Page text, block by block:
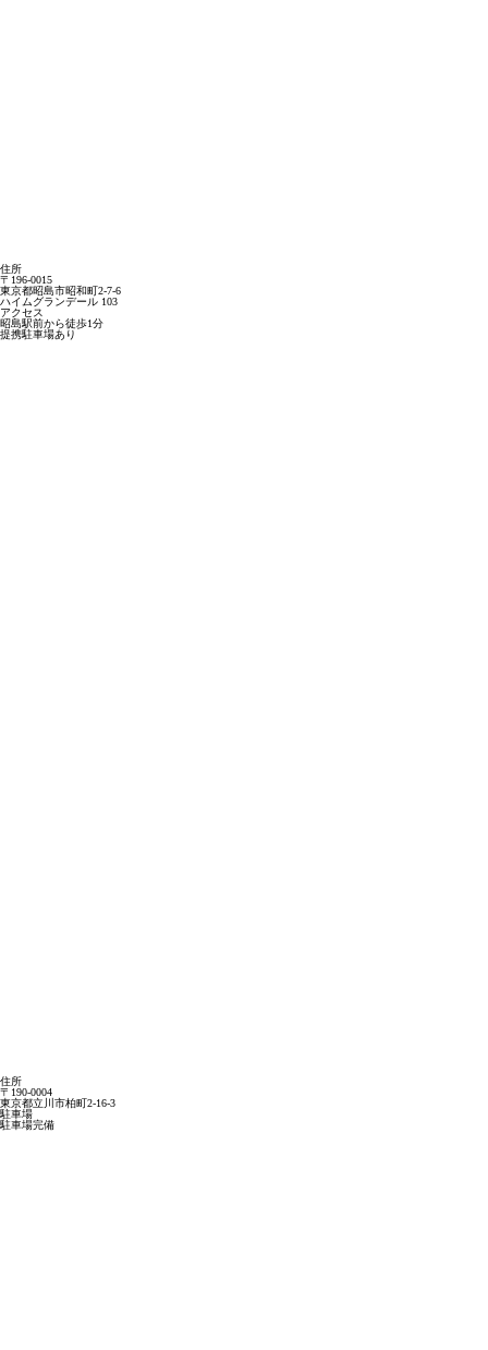
住所
〒196-0015
東京都昭島市昭和町2-7-6
ハイムグランデール 103
アクセス
昭島駅前から徒歩1分
提携駐車場あり
住所
〒190-0004
東京都立川市柏町2-16-3
駐車場
駐車場完備